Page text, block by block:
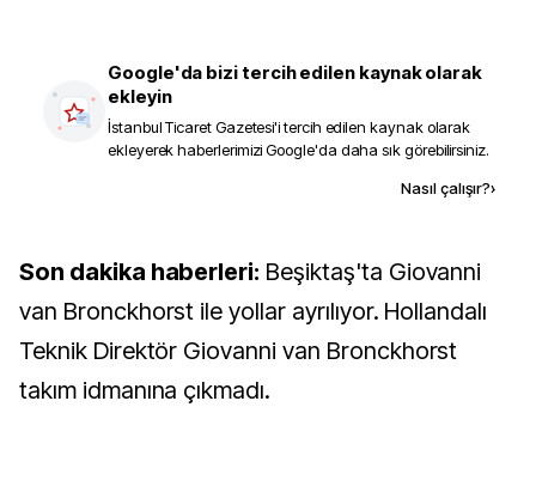
Google'da bizi tercih edilen kaynak olarak
ekleyin
İstanbul Ticaret Gazetesi'i tercih edilen kaynak olarak
ekleyerek haberlerimizi Google'da daha sık görebilirsiniz.
Nasıl çalışır?›
Son dakika haberleri: Beşiktaş'ta Giovanni
van Bronckhorst ile yollar ayrılıyor. Hollandalı
Teknik Direktör Giovanni van Bronckhorst
takım idmanına çıkmadı.